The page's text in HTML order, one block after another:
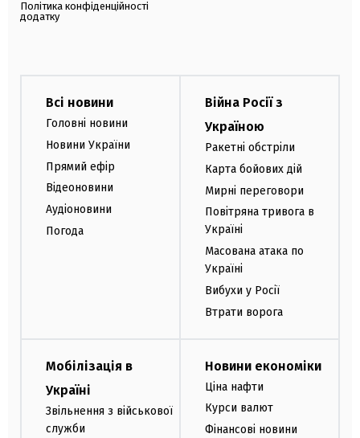
Політика конфіденційності
додатку
Всі новини
Головні новини
Новини України
Прямий ефір
Відеоновини
Аудіоновини
Погода
Війна Росії з
Україною
Ракетні обстріли
Карта бойових дій
Мирні переговори
Повітряна тривога в
Україні
Масована атака по
Україні
Вибухи у Росії
Втрати ворога
Мобілізація в
Україні
Звільнення з військової
служби
Новини економіки
Ціна нафти
Курси валют
Фінансові новини